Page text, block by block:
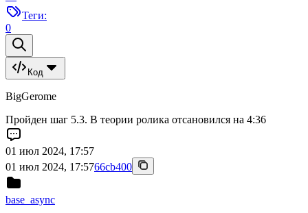
Теги:
0
Код
BigGerome
Пройден шаг 5.3. В теории ролика отсановился на 4:36
01 июл 2024, 17:57
01 июл 2024, 17:5766cb400
base_async